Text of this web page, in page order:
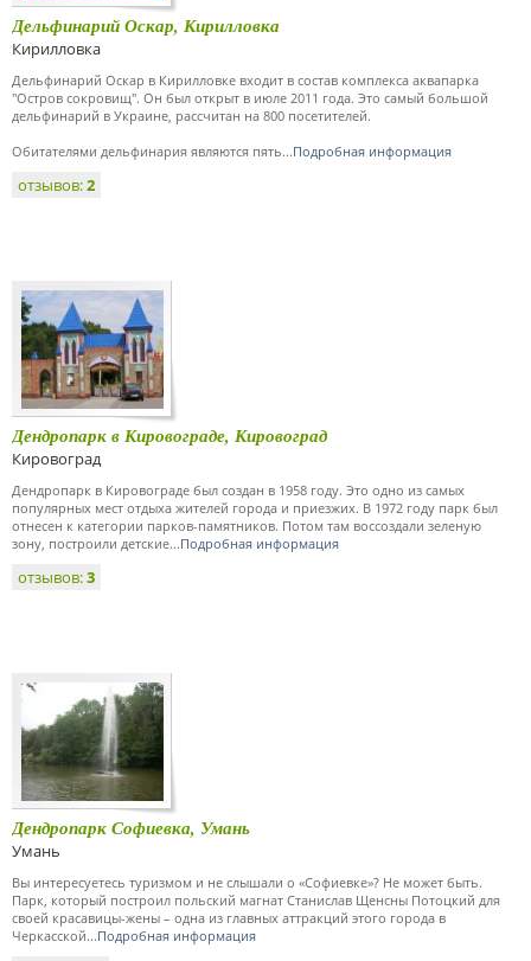
Дельфинарий Оскар, Кирилловка
Кирилловка
Дельфинарий Оскар в Кирилловке входит в состав комплекса аквапарка
"Остров сокровищ". Он был открыт в июле 2011 года. Это самый большой
дельфинарий в Украине, рассчитан на 800 посетителей.
Обитателями дельфинария являются пять...Подробная информация
отзывов:2
Дендропарк в Кировограде, Кировоград
Кировоград
Дендропарк в Кировограде был создан в 1958 году. Это одно из самых
популярных мест отдыха жителей города и приезжих. В 1972 году парк был
отнесен к категории парков-памятников. Потом там воссоздали зеленую
зону, построили детские...Подробная информация
отзывов:3
Дендропарк Софиевка, Умань
Умань
Вы интересуетесь туризмом и не слышали о «Софиевке»? Не может быть.
Парк, который построил польский магнат Станислав Щенсны Потоцкий для
своей красавицы-жены – одна из главных аттракций этого города в
Черкасской...Подробная информация